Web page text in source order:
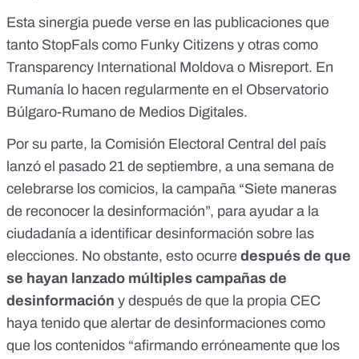
Esta sinergia puede verse en las publicaciones que
tanto StopFals como Funky Citizens y otras como
Transparency International Moldova o Misreport. En
Rumanía lo hacen regularmente en el Observatorio
Búlgaro-Rumano de Medios Digitales.
Por su parte, la Comisión Electoral Central del país
lanzó el pasado 21 de septiembre, a una semana de
celebrarse los comicios, la campaña “Siete maneras
de reconocer la desinformación”, para ayudar a la
ciudadanía a identificar desinformación sobre las
elecciones. No obstante, esto ocurre después de que
se hayan lanzado múltiples campañas de
desinformación y después de que la propia CEC
haya tenido que alertar de desinformaciones como
que los contenidos “afirmando erróneamente que los